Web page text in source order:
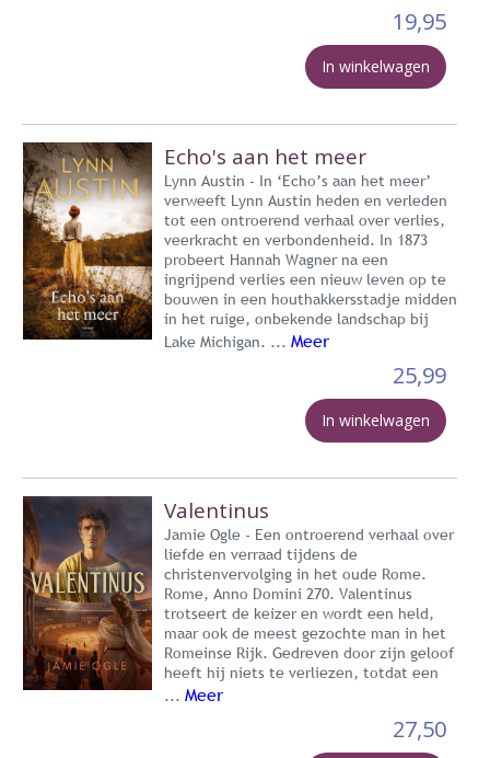
19,95
In winkelwagen
Echo's aan het meer
Lynn Austin - In ‘Echo’s aan het meer’
verweeft Lynn Austin heden en verleden
tot een ontroerend verhaal over verlies,
veerkracht en verbondenheid. In 1873
probeert Hannah Wagner na een
ingrijpend verlies een nieuw leven op te
bouwen in een houthakkersstadje midden
in het ruige, onbekende landschap bij
Lake Michigan. ... Meer
25,99
In winkelwagen
Valentinus
Jamie Ogle - Een ontroerend verhaal over
liefde en verraad tijdens de
christenvervolging in het oude Rome.
Rome, Anno Domini 270. Valentinus
trotseert de keizer en wordt een held,
maar ook de meest gezochte man in het
Romeinse Rijk. Gedreven door zijn geloof
heeft hij niets te verliezen, totdat een
... Meer
27,50